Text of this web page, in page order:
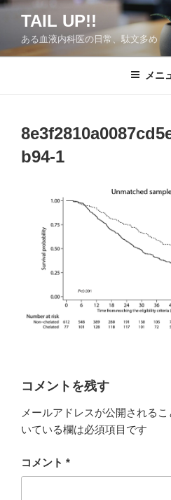
コ
ン
TAIL UP!!
ある血液内科医の日常、駄文多め
メニ
b94-1
コメントを残す
メールアドレスが公開されるこ
いている欄は必須項目です
コメント *